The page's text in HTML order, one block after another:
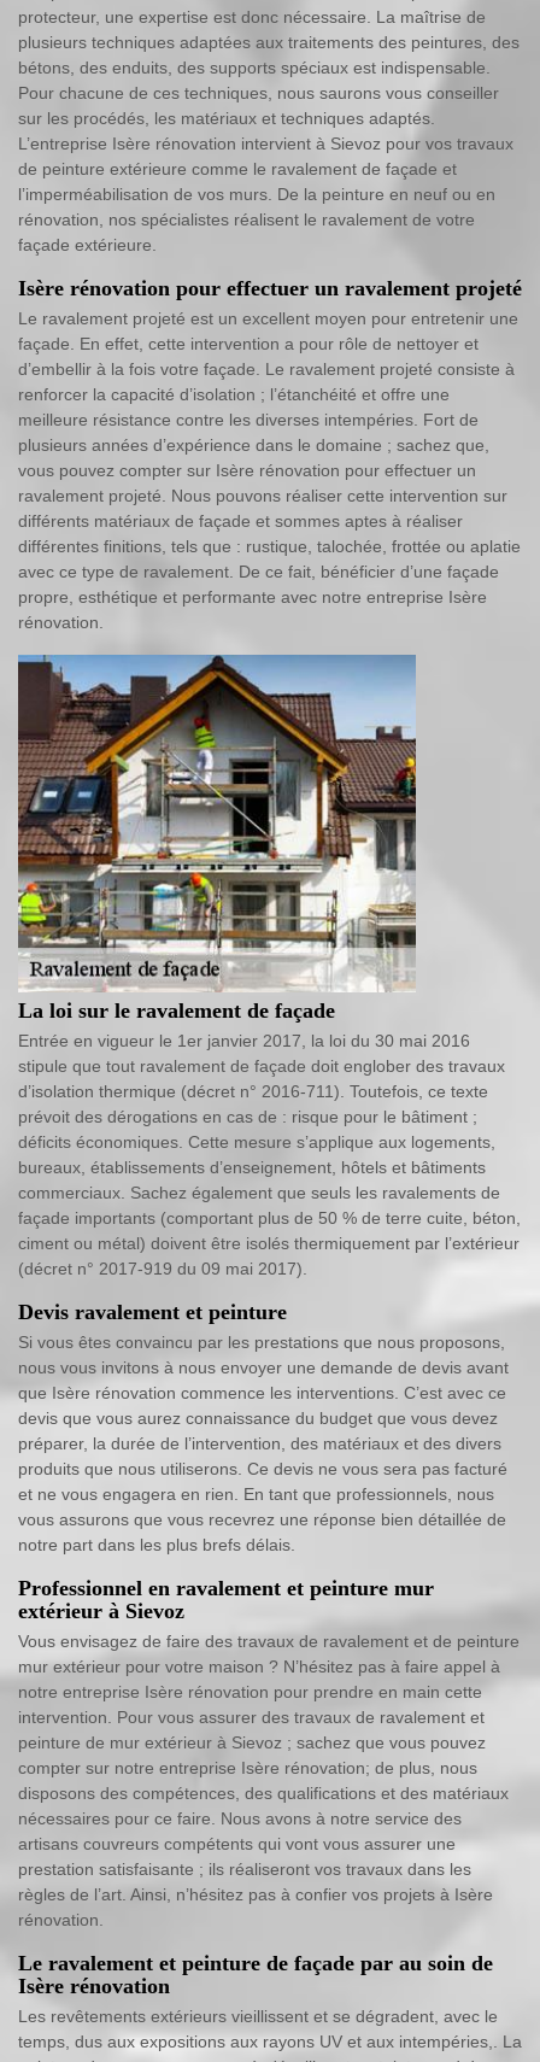
protecteur, une expertise est donc nécessaire. La maîtrise de
plusieurs techniques adaptées aux traitements des peintures, des
bétons, des enduits, des supports spéciaux est indispensable.
Pour chacune de ces techniques, nous saurons vous conseiller
sur les procédés, les matériaux et techniques adaptés.
L’entreprise Isère rénovation intervient à Sievoz pour vos travaux
de peinture extérieure comme le ravalement de façade et
l’imperméabilisation de vos murs. De la peinture en neuf ou en
rénovation, nos spécialistes réalisent le ravalement de votre
façade extérieure.
Isère rénovation pour effectuer un ravalement projeté
Le ravalement projeté est un excellent moyen pour entretenir une
façade. En effet, cette intervention a pour rôle de nettoyer et
d’embellir à la fois votre façade. Le ravalement projeté consiste à
renforcer la capacité d’isolation ; l’étanchéité et offre une
meilleure résistance contre les diverses intempéries. Fort de
plusieurs années d’expérience dans le domaine ; sachez que,
vous pouvez compter sur Isère rénovation pour effectuer un
ravalement projeté. Nous pouvons réaliser cette intervention sur
différents matériaux de façade et sommes aptes à réaliser
différentes finitions, tels que : rustique, talochée, frottée ou aplatie
avec ce type de ravalement. De ce fait, bénéficier d’une façade
propre, esthétique et performante avec notre entreprise Isère
rénovation.
La loi sur le ravalement de façade
Entrée en vigueur le 1er janvier 2017, la loi du 30 mai 2016
stipule que tout ravalement de façade doit englober des travaux
d’isolation thermique (décret n° 2016-711). Toutefois, ce texte
prévoit des dérogations en cas de : risque pour le bâtiment ;
déficits économiques. Cette mesure s’applique aux logements,
bureaux, établissements d’enseignement, hôtels et bâtiments
commerciaux. Sachez également que seuls les ravalements de
façade importants (comportant plus de 50 % de terre cuite, béton,
ciment ou métal) doivent être isolés thermiquement par l’extérieur
(décret n° 2017-919 du 09 mai 2017).
Devis ravalement et peinture
Si vous êtes convaincu par les prestations que nous proposons,
nous vous invitons à nous envoyer une demande de devis avant
que Isère rénovation commence les interventions. C’est avec ce
devis que vous aurez connaissance du budget que vous devez
préparer, la durée de l’intervention, des matériaux et des divers
produits que nous utiliserons. Ce devis ne vous sera pas facturé
et ne vous engagera en rien. En tant que professionnels, nous
vous assurons que vous recevrez une réponse bien détaillée de
notre part dans les plus brefs délais.
Professionnel en ravalement et peinture mur
extérieur à Sievoz
Vous envisagez de faire des travaux de ravalement et de peinture
mur extérieur pour votre maison ? N’hésitez pas à faire appel à
notre entreprise Isère rénovation pour prendre en main cette
intervention. Pour vous assurer des travaux de ravalement et
peinture de mur extérieur à Sievoz ; sachez que vous pouvez
compter sur notre entreprise Isère rénovation; de plus, nous
disposons des compétences, des qualifications et des matériaux
nécessaires pour ce faire. Nous avons à notre service des
artisans couvreurs compétents qui vont vous assurer une
prestation satisfaisante ; ils réaliseront vos travaux dans les
règles de l’art. Ainsi, n’hésitez pas à confier vos projets à Isère
rénovation.
Le ravalement et peinture de façade par au soin de
Isère rénovation
Les revêtements extérieurs vieillissent et se dégradent, avec le
temps, dus aux expositions aux rayons UV et aux intempéries,. La